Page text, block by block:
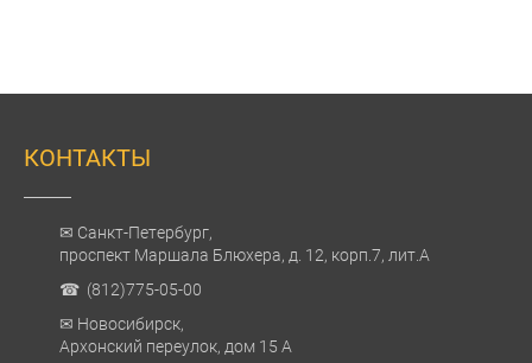
КОНТАКТЫ
✉ Санкт-Петербург,
проспект Маршала Блюхера, д. 12, корп.7, лит.А
☎ (812)775-05-00
✉ Новосибирск,
Архонский переулок, дом 15 А